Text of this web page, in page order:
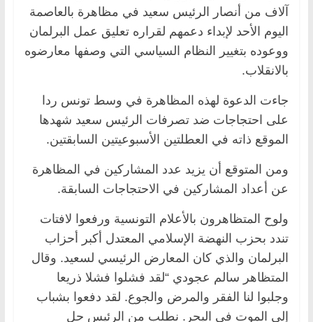
آلاف من أنصار الرئيس سعيد في مظاهرة بالعاصمة
اليوم الأحد لإبداء دعمهم لقراره تعليق عمل البرلمان
ووعوده بتغيير النظام السياسي التي وصفها معارضوه
بالانقلاب.
جاءت الدعوة لهذه المظاهرة في وسط تونس ردا
على احتجاجات ضد تصرفات الرئيس سعيد شهدها
الموقع ذاته في العطلتين الأسبوعيتين السابقتين.
ومن المتوقع أن يزيد عدد المشاركين في المظاهرة
عن أعداد المشاركين في الاحتجاجات السابقة.
ولوح المتظاهرون بالأعلام التونسية ورفعوا لافتات
تندد بحزب النهضة الإسلامي المعتدل أكبر أحزاب
البرلمان والذي كان المعارض الرئيسي لسعيد. وقال
المتظاهر سالم عجودي “لقد فشلوا فشلا ذريعا
وجلبوا لنا الفقر والمرض والجوع. لقد دفعوا بشباب
إلى الموت في البحر. نطلب من الرئيس حل